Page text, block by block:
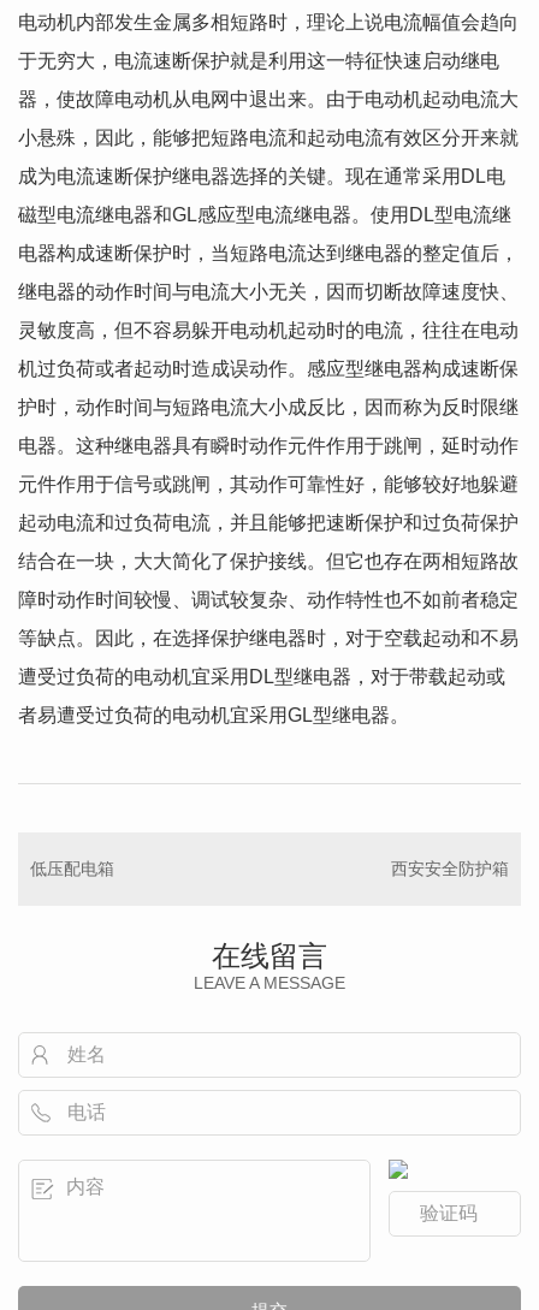
电动机内部发生金属多相短路时，理论上说电流幅值会趋向
于无穷大，电流速断保护就是利用这一特征快速启动继电
器，使故障电动机从电网中退出来。由于电动机起动电流大
小悬殊，因此，能够把短路电流和起动电流有效区分开来就
成为电流速断保护继电器选择的关键。现在通常采用DL电
磁型电流继电器和GL感应型电流继电器。使用DL型电流继
电器构成速断保护时，当短路电流达到继电器的整定值后，
继电器的动作时间与电流大小无关，因而切断故障速度快、
灵敏度高，但不容易躲开电动机起动时的电流，往往在电动
机过负荷或者起动时造成误动作。感应型继电器构成速断保
护时，动作时间与短路电流大小成反比，因而称为反时限继
电器。这种继电器具有瞬时动作元件作用于跳闸，延时动作
元件作用于信号或跳闸，其动作可靠性好，能够较好地躲避
起动电流和过负荷电流，并且能够把速断保护和过负荷保护
结合在一块，大大简化了保护接线。但它也存在两相短路故
障时动作时间较慢、调试较复杂、动作特性也不如前者稳定
等缺点。因此，在选择保护继电器时，对于空载起动和不易
遭受过负荷的电动机宜采用DL型继电器，对于带载起动或
者易遭受过负荷的电动机宜采用GL型继电器。
低压配电箱 西安安全防护箱
在线留言
LEAVE A MESSAGE